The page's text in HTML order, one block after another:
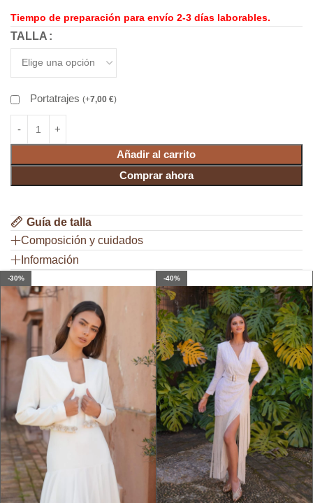
Tiempo de preparación para envío 2-3 días laborables.
TALLA
Portatrajes (+7,00 €)
Añadir al carrito
Comprar ahora
Guía de talla
Composición y cuidados
Información
-30% -40%